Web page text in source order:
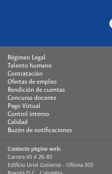
Régimen Legal
Talento humano
Contratación
Ofertas de empleo
Rendición de cuentas
Concurso docente
Pago Virtual
Control interno
Calidad
Buzón de notificaciones
Contacto página web:
Carrera 45 # 26-85
Edificio Uriel Gutierrez - Oficina 505